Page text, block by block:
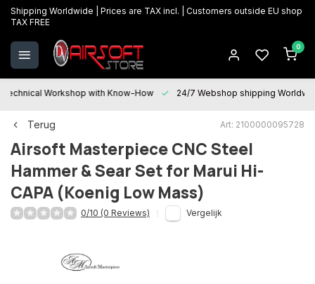
Shipping Worldwide | Prices are TAX incl. | Customers outside EU shop
TAX FREE
0
Technical Workshop with Know-How 24/7 Webshop shipping
Terug Art: 2100000095728
Airsoft MasterpieceCNC Steel
Hammer & Sear Set for Marui Hi-
CAPA (Koenig Low Mass)
0/10 (0 Reviews) Vergelijk